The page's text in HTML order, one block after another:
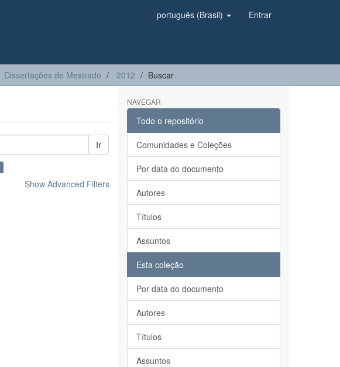
português (Brasil) Entrar
Dissertações de Mestrado 2012 Buscar
Ir
Show Advanced Filters
NAVEGAR
Todo o repositório
Comunidades e Coleções
Por data do documento
Autores
Títulos
Assuntos
Esta coleção
Por data do documento
Autores
Títulos
Assuntos